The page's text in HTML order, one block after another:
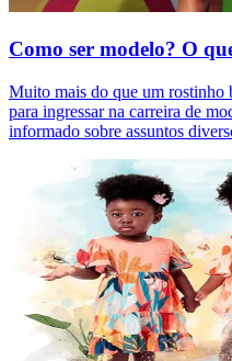
Como ser modelo? O
Muito mais do que um rostinho
para ingressar na carreira de
informado sobre assuntos